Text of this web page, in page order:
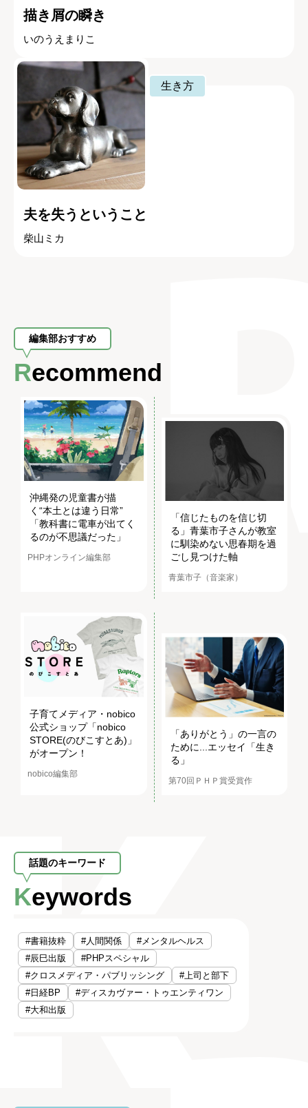
描き屑の瞬き
いのうえまりこ
生き方
夫を失うということ
柴山ミカ
編集部おすすめ
Recommend
沖縄発の児童書が描
く“本土とは違う日常”
「教科書に電車が出てく
るのが不思議だった」
PHPオンライン編集部
「信じたものを信じ切
る」青葉市子さんが教室
に馴染めない思春期を過
ごし見つけた軸
青葉市子（音楽家）
子育てメディア・nobico
公式ショップ「nobico
STORE(のびこすとあ)」
がオープン！
nobico編集部
「ありがとう」の一言の
ために...エッセイ「生き
る」
第70回ＰＨＰ賞受賞作
話題のキーワード
Keywords
#書籍抜粋 #人間関係
#メンタルヘルス
#辰巳出版
#PHPスペシャル
#クロスメディア・パブリッシング
#上司と部下
#日経BP
#ディスカヴァー・トゥエンティワン
#大和出版